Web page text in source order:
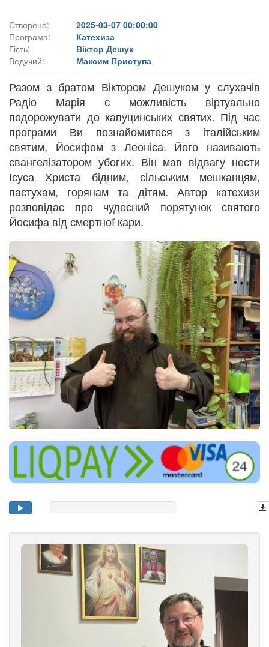
Створено:
2025-03-07 00:00:00
Програма:
Катехиза
Гість:
Віктор Дешук
Ведучий:
Максим Приступа
Разом з братом Віктором Дешуком у слухачів
Радіо Марія є можливість віртуально
подорожувати до капуцинських святих. Під час
програми Ви познайомитеся з італійським
святим, Йосифом з Леоніса. Його називають
євангелізатором убогих. Він мав відвагу нести
Ісуса Христа бідним, сільським мешканцям,
пастухам, горянам та дітям. Автор катехизи
розповідає про чудесний порятунок святого
Йосифа від смертної кари.